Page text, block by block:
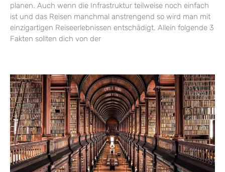
planen. Auch wenn die Infrastruktur teilweise noch einfach
ist und das Reisen manchmal anstrengend so wird man mit
einzigartigen Reiseerlebnissen entschädigt. Allein folgende 3
Fakten sollten dich von der